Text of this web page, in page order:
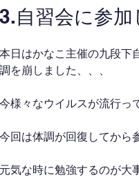
3.自習会に参加
本日はかなこ主催の九段下
調を崩しました、、、
今様々なウイルスが流行っ
今回は体調が回復してから
元気な時に勉強するのが大